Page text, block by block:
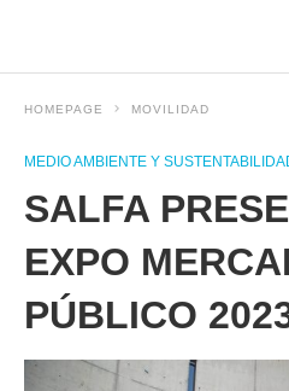
HOMEPAGE MOVILIDAD
MEDIO AMBIENTE Y
SALFA
EXPO
PÚBLICO